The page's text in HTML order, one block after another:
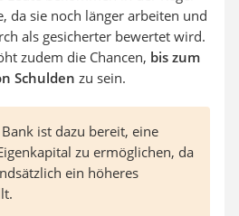
da sie noch länger arbeiten und
als gesicherter bewertet wird.
zudem die Chancen, bis zum
Schulden zu sein.
ist dazu bereit, eine
zu ermöglichen, da
ein höheres